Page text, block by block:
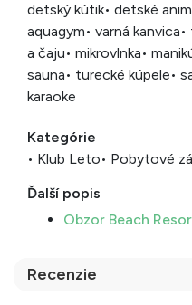
detský kútik• detské
aquagym• varná kanvica
a čaju• mikrovlnka•
sauna• turecké kúpele•
karaoke
Kategórie
• Klub Leto• Pobytové
Ďalší popis
Obzor Beach
Recenzie